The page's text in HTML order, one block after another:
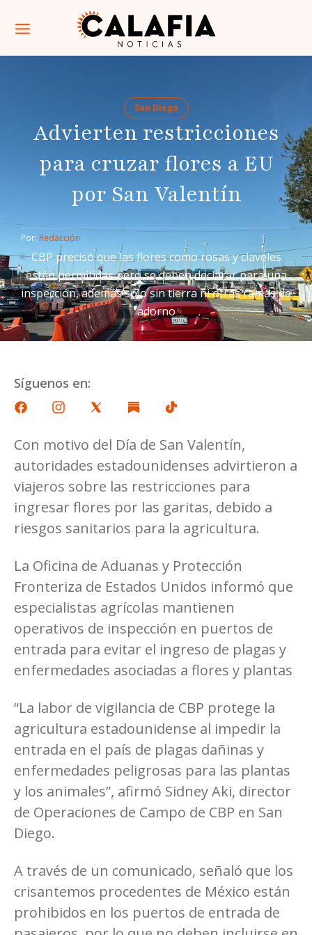
San Diego
Advierten restricciones
para cruzar flores a EU
por San Valentín
Por: Redacción
CBP precisó que las flores como rosas y claveles
están permitidas pero se deben declarar para una
inspección, además solo sin tierra ni otras ramas de
adorno
Síguenos en:
Con motivo del Día de San Valentín,
autoridades estadounidenses advirtieron a
viajeros sobre las restricciones para
ingresar flores por las garitas, debido a
riesgos sanitarios para la agricultura.
La Oficina de Aduanas y Protección
Fronteriza de Estados Unidos informó que
especialistas agrícolas mantienen
operativos de inspección en puertos de
entrada para evitar el ingreso de plagas y
enfermedades asociadas a flores y plantas
“La labor de vigilancia de CBP protege la
agricultura estadounidense al impedir la
entrada en el país de plagas dañinas y
enfermedades peligrosas para las plantas
y los animales”, afirmó Sidney Aki, director
de Operaciones de Campo de CBP en San
Diego.
A través de un comunicado, señaló que los
crisantemos procedentes de México están
prohibidos en los puertos de entrada de